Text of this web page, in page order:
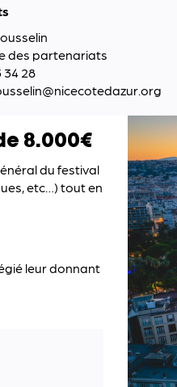
des partenariats
34 28
8.000€
du festival
etc…) tout en
leur donnant